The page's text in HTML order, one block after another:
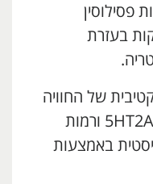
פסילוסין
בעזרת
של החוויה
הפסיכדלית, תפוסת קולטני 5HT2AR ורמות
באמצעות